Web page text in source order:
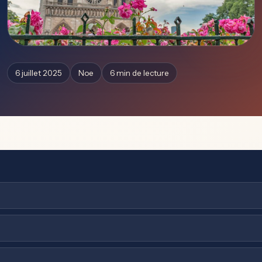
6 juillet 2025 Noe 6 min de lecture